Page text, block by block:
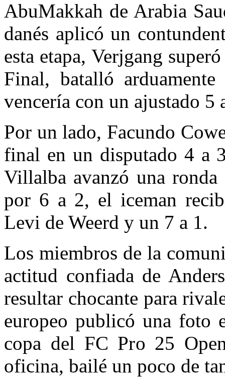
AbuMakkah de Arabia
danés aplicó un
esta etapa, Verjgang
Final, batalló
vencería con un ajustado 5
Por un lado, Facundo
final en un disputado 4 a
Villalba avanzó una
por 6 a 2, el iceman
Levi de Weerd y un 7 a 1.
Los miembros de la
actitud confiada de
resultar chocante para
europeo publicó una foto
copa del FC Pro 25
oficina, bailé un poco de